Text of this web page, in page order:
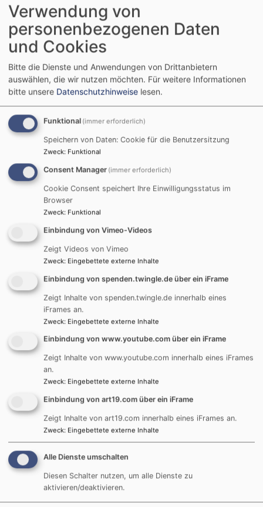
Du machst fröhlich, was da lebet im Osten wie im
Westen.
Psalm 65,9
Hause, dass er zum Glauben an Gott gekommen
war.
© Evangelische Brüder-Unität – Herrnhuter Brüdergemeine
Weitere Informationen finden Siehier .
Podcast „kurz &gut“
Externe Inhalte von art19.com anzeigen?
Datenschutzeinstellungen verwalten
Die nächsten Gottesdienste
Verwendung von
personenbezogenen Daten
und Cookies
Bitte die Dienste und Anwendungen von Drittanbietern
auswählen, die wir nutzen möchten. Für weitere Informationen
bitte unsere Datenschutzhinweise lesen.
Funktional (immer erforderlich)
Speichern von Daten: Cookie für die Benutzersitzung
Zweck: Funktional
Consent Manager (immer erforderlich)
Cookie Consent speichert Ihre Einwilligungsstatus im
Browser
Zweck: Funktional
Einbindung von Vimeo-Videos
Zeigt Videos von Vimeo
Zweck: Eingebettete externe Inhalte
Einbindung von spenden.twingle.de über ein iFrame
Zeigt Inhalte von spenden.twingle.de innerhalb eines
iFrames an.
Zweck: Eingebettete externe Inhalte
Einbindung von www.youtube.com über ein iFrame
Zeigt Inhalte von www.youtube.com innerhalb eines iFrames
an.
Zweck: Eingebettete externe Inhalte
Einbindung von art19.com über ein iFrame
Zeigt Inhalte von art19.com innerhalb eines iFrames an.
Zweck: Eingebettete externe Inhalte
Alle Dienste umschalten
Diesen Schalter nutzen, um alle Dienste zu
aktivieren/deaktivieren.